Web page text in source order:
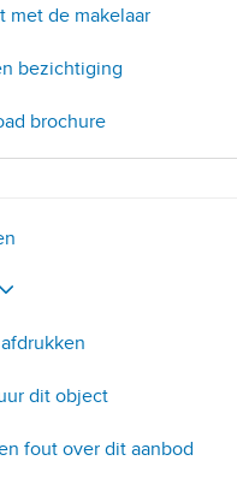
met de makelaar
bezichtiging
brochure
dit object
fout over dit aanbod